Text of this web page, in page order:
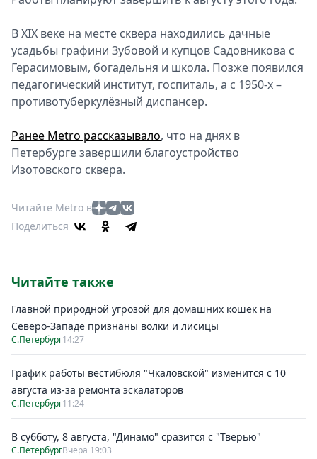
В XIX веке на месте сквера находились дачные
усадьбы графини Зубовой и купцов Садовникова с
Герасимовым, богадельня и школа. Позже появился
педагогический институт, госпиталь, а с 1950-х –
противотуберкулёзный диспансер.
Ранее Metro рассказывало, что на днях в
Петербурге завершили благоустройство
Изотовского сквера.
Читайте Metro в
Поделиться
Читайте также
Главной природной угрозой для домашних кошек на
Северо-Западе признаны волки и лисицы
С.Петербург14:27
График работы вестибюля "Чкаловской" изменится с 10
августа из-за ремонта эскалаторов
С.Петербург11:24
В субботу, 8 августа, "Динамо" сразится с "Тверью"
С.ПетербургВчера 19:03